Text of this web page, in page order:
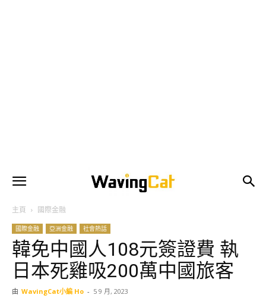
主頁 國際金融
國際金融 亞洲金融 社會熱話
韓免中國人108元簽證費 執
日本死雞吸200萬中國旅客
由 WavingCat小編 Ho - 5 9 月, 2023